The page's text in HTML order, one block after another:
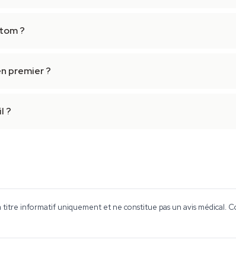
?
premier ?
?
informatif uniquement et ne constitue pas un avis médical.